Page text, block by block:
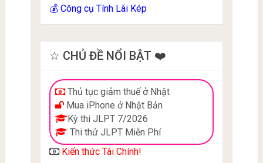
💰 Công cụ Tính Lãi Kép
☆ CHỦ ĐỀ NỔI BẬT ❤️
Thủ tục giảm thuế ở Nhật
Mua iPhone ở Nhật Bản
Kỳ thi JLPT 7/2026
Thi thử JLPT Miễn Phí
Kiến thức Tài Chính!